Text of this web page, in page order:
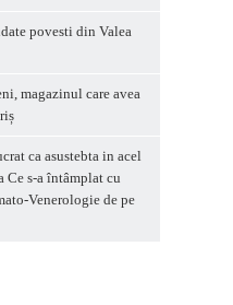
povesti din Valea
magazinul care avea
ca asustebta in acel
Ce s-a întâmplat cu
Venerologie de pe